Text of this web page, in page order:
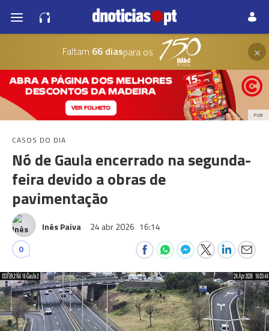
Faltam 66 diaspara os ×
PUB
CASOS DO DIA
Nó de Gaula encerrado na segunda-
feira devido a obras de
pavimentação
Inês Paiva 24 abr 2026 16:14
0